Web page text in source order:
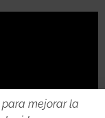
para mejorar la